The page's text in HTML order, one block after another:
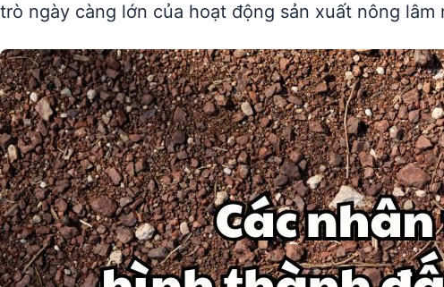
trò ngày càng lớn của hoạt động sản xuất nông